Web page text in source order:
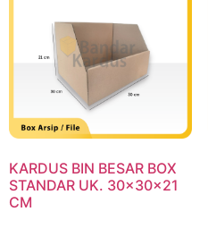
KARDUS BIN BESAR BOX
STANDAR UK. 30x30x21
CM